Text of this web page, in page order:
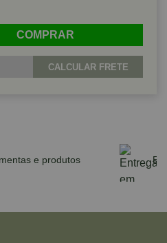
COMPRAR
CALCULAR FRETE
juros no cartão
de R$590,00